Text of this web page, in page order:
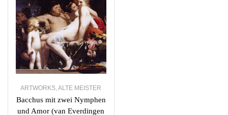
ARTWORKS,ALTE MEISTER
Bacchus mit zwei Nymphen
und Amor (van Everdingen